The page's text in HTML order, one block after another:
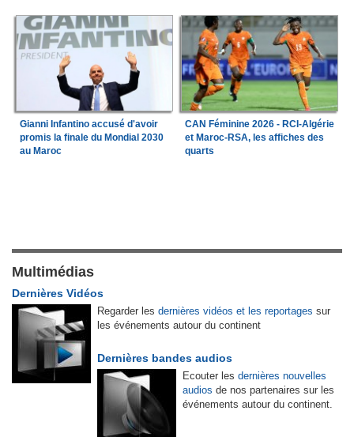
Gianni Infantino accusé d'avoir
promis la finale du Mondial 2030
au Maroc
CAN Féminine 2026 - RCI-Algérie
et Maroc-RSA, les affiches des
quarts
Multimédias
Dernières Vidéos
Regarder les dernières vidéos et les reportages sur
les événements autour du continent
Dernières bandes audios
Ecouter les dernières nouvelles
audios de nos partenaires sur les
événements autour du continent.